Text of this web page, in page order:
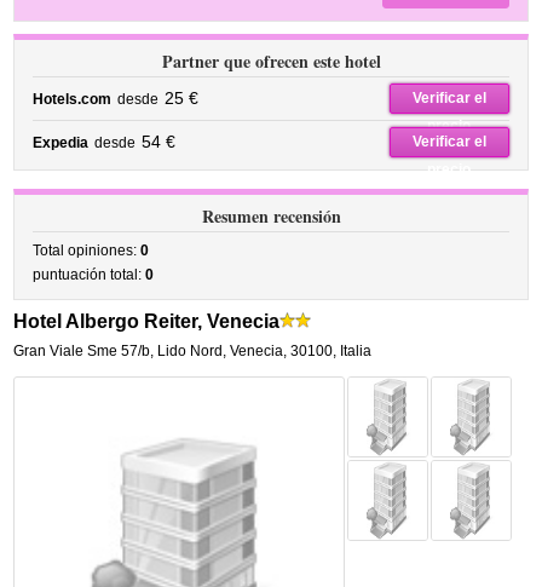
Partner que ofrecen este hotel
Hotels.com desde 25 €
Verificar el
precio
Expedia desde 54 €
Verificar el
precio
Resumen recensión
Total opiniones:0
puntuación total:0
Hotel Albergo Reiter, Venecia
Gran Viale Sme 57/b, Lido Nord, Venecia,30100, Italia